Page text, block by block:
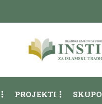
PROJEKTI